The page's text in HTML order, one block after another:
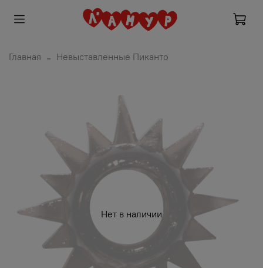
Главная Невыставленные Пиканто
Нет в наличии